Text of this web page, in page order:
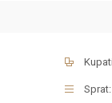
Sprat: